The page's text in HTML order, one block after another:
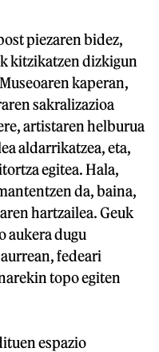
piezaren bidez,
kitzikatzen dizkigun
kaperan,
sakralizazioa
artistaren helburua
aldarrikatzea, eta,
egitea. Hala,
da, baina,
hartzailea. Geuk
aukera dugu
fedeari
topo egiten
espazio